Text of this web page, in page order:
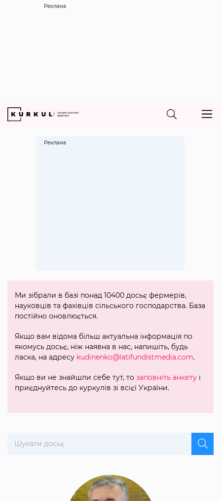
Реклама
Ми зібрали в базі понад 10400 досьє фермерів,
науковців та фахівців сільського господарства. База
постійно оновлюється.
Якщо вам відома більш актуальна інформація по
якомусь досьє, ніж наявна в нас, напишіть, будь
ласка, на адресу kudinenko@latifundistmedia.com.
Якщо ви не знайшли себе тут, то заповніть анкету і
приєднуйтесь до куркулів зі всієї України.
Реклама